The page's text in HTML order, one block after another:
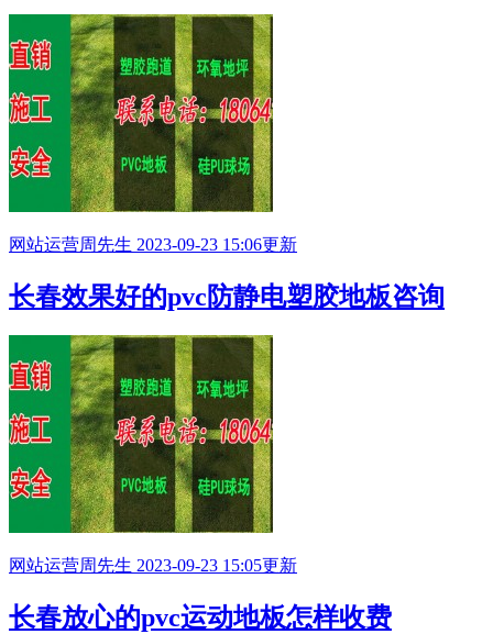
网站运营周先生 2023-09-23 15:06更新
长春效果好的pvc防静电塑胶地板咨询
网站运营周先生 2023-09-23 15:05更新
长春放心的pvc运动地板怎样收费